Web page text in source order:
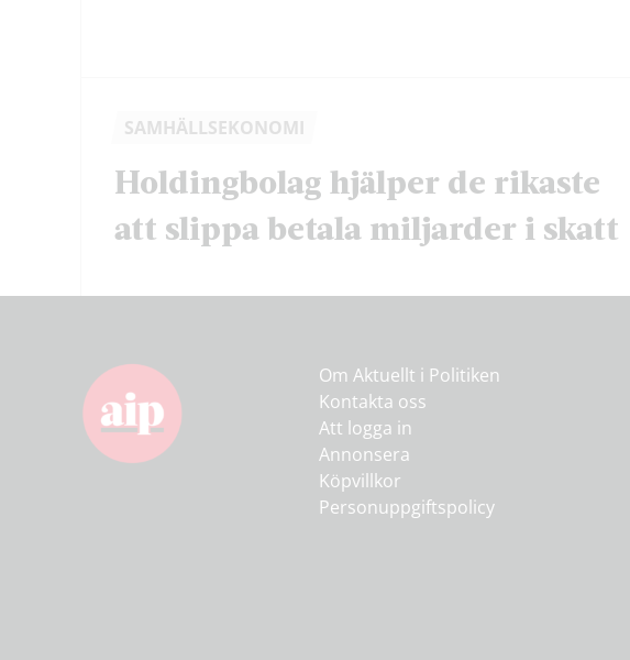
SAMHÄLLSEKONOMI
Holdingbolag hjälper de rikaste
att slippa betala miljarder i skatt
Om Aktuellt i Politiken
Kontakta oss
Att logga in
Annonsera
Köpvillkor
Personuppgiftspolicy